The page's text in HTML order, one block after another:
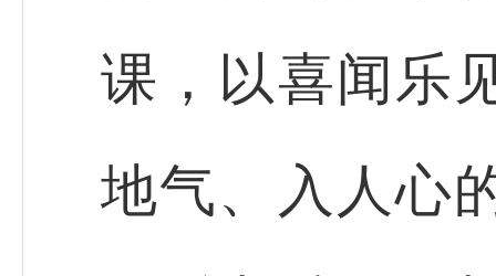
课，以喜闻乐
地气、入人心